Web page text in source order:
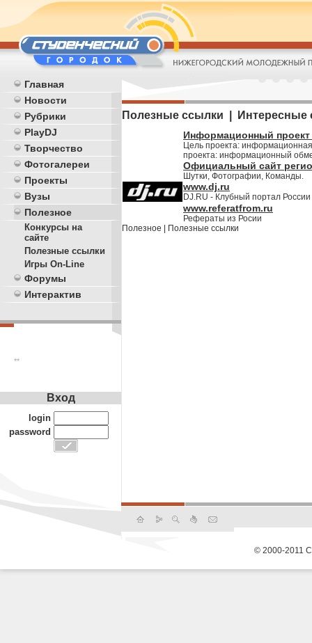
Главная
Новости
Рубрики
PlayDJ
Творчество
Фотогалереи
Проекты
Вузы
Полезное
Конкурсы на
сайте
Полезные ссылки
Игры On-Line
Форумы
Интерактив
**
Полезные ссылки | Интересные
Информационный проект
Цель проекта:
проекта: информационный
Официальный сайт
Шутки, Фотографии, Команды.
www.dj.ru
DJ.RU - Клубный портал России
www.referatfrom.ru
Рефераты из Росии
Полезное
Полезные ссылки
Вход
login
password
© 2000-2011